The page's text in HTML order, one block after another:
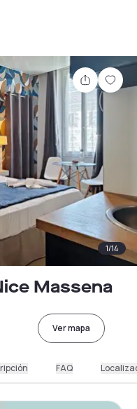
1/14
Massena
Ver mapa
FAQ